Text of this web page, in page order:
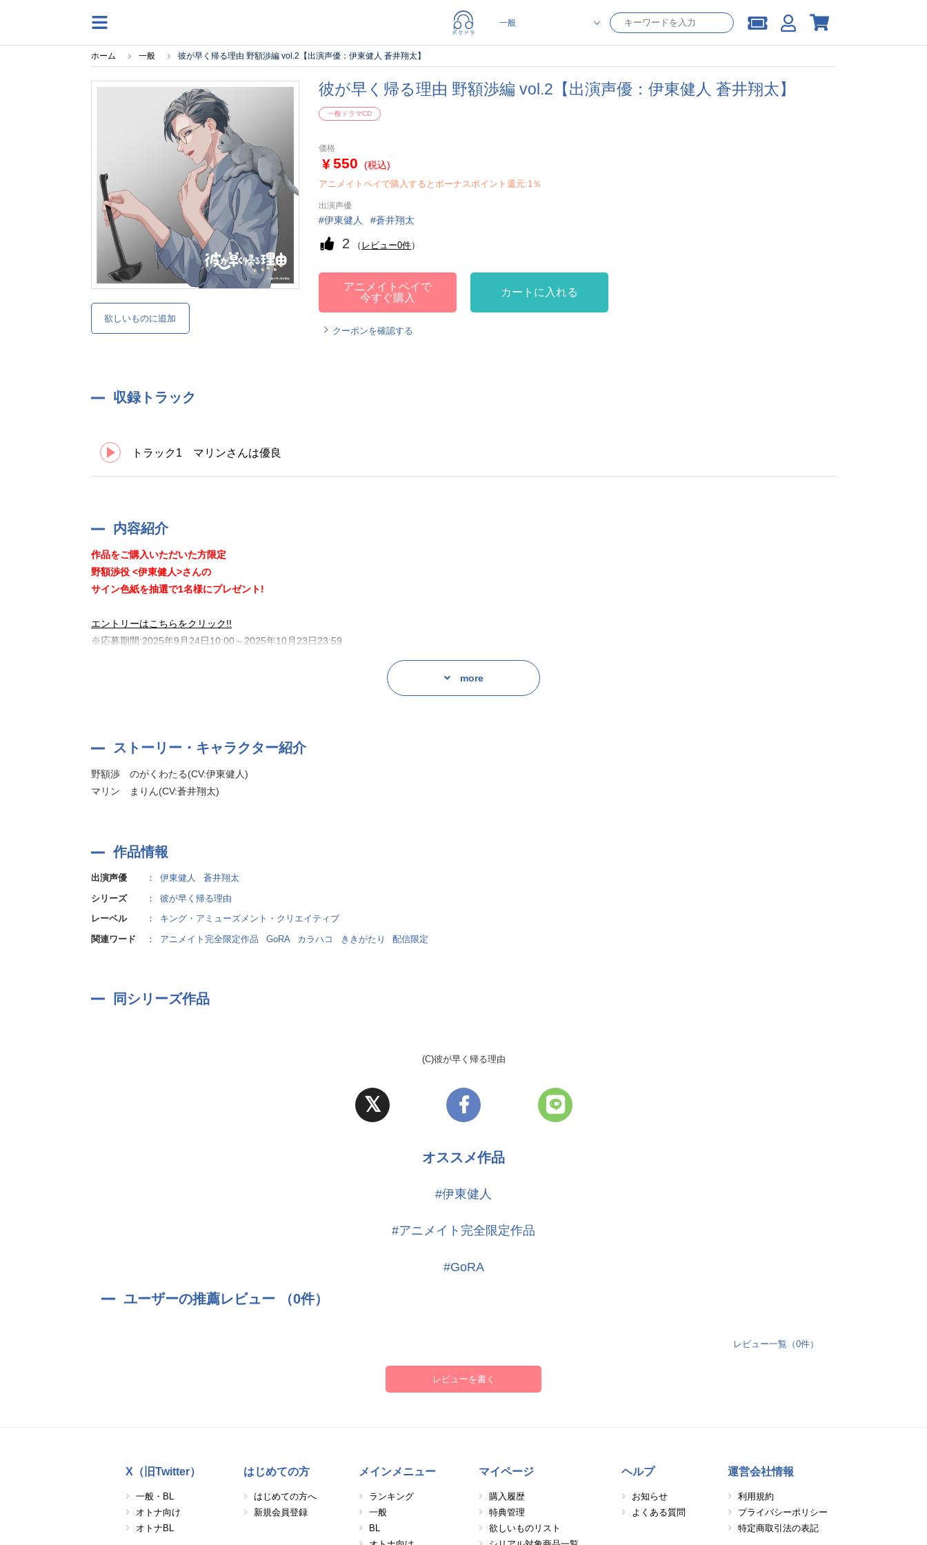
ホーム 一般 彼が早く帰る理由 野額渉編 vol.2【出演声優：伊東健人 蒼井翔太】
欲しいものに追加
彼が早く帰る理由 野額渉編 vol.2【出演声優：伊東健人 蒼井翔太】
一般ドラマCD
価格
550 (税込)
アニメイトペイで購入するとボーナスポイント還元:1％
出演声優
伊東健人 蒼井翔太
2 （ レビュー0件）
アニメイトペイで
今すぐ購入
カートに入れる
クーポンを確認する
収録トラック
トラック1 マリンさんは優良
内容紹介
作品をご購入いただいた方限定
野額渉役 <伊東健人>さんの
サイン色紙を抽選で1名様にプレゼント!
エントリーはこちらをクリック!!
※応募期間:2025年9月24日10:00～2025年10月23日23:59
とその下僕である完璧主義な銀行員 が暮らしている。
さて、マリンと二人きりの空間で、今日は何が起きるのかな……?
原作・シナリオ:菱田愛日(GoRA)
イラスト:カラハコ
more
ストーリー・キャラクター紹介
野額渉 のがくわたる(CV:伊東健人)
マリン まりん(CV:蒼井翔太)
作品情報
出演声優 ： 伊東健人
蒼井翔太
シリーズ
：
彼が早く帰る理由
レーベル
：
キング・アミューズメント・クリエイティブ
関連ワード
： アニメイト完全限定作品 GoRA カラハコ ききがたり 配信限定
同シリーズ作品
(C)彼が早く帰る理由
オススメ作品
#伊東健人
#アニメイト完全限定作品
#GoRA
ユーザーの推薦レビュー （0件）
レビュー一覧（0件）
レビューを書く
X（旧Twitter）
一般・BL
オトナ向け
オトナBL
はじめての方
はじめての方へ
新規会員登録
メインメニュー
ランキング
一般
BL
マイページ
購入履歴
特典管理
欲しいものリスト
ヘルプ
お知らせ
よくある質問
運営会社情報
利用規約
プライバシーポリシー
特定商取引法の表記